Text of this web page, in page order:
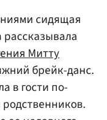
сидящая
рассказывала
Митту
брейк-данс.
в гости по-